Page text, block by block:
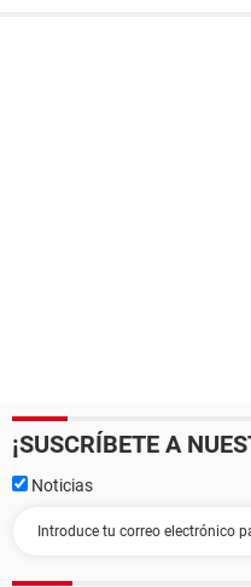
¡SUSCRÍBETE A
Noticias